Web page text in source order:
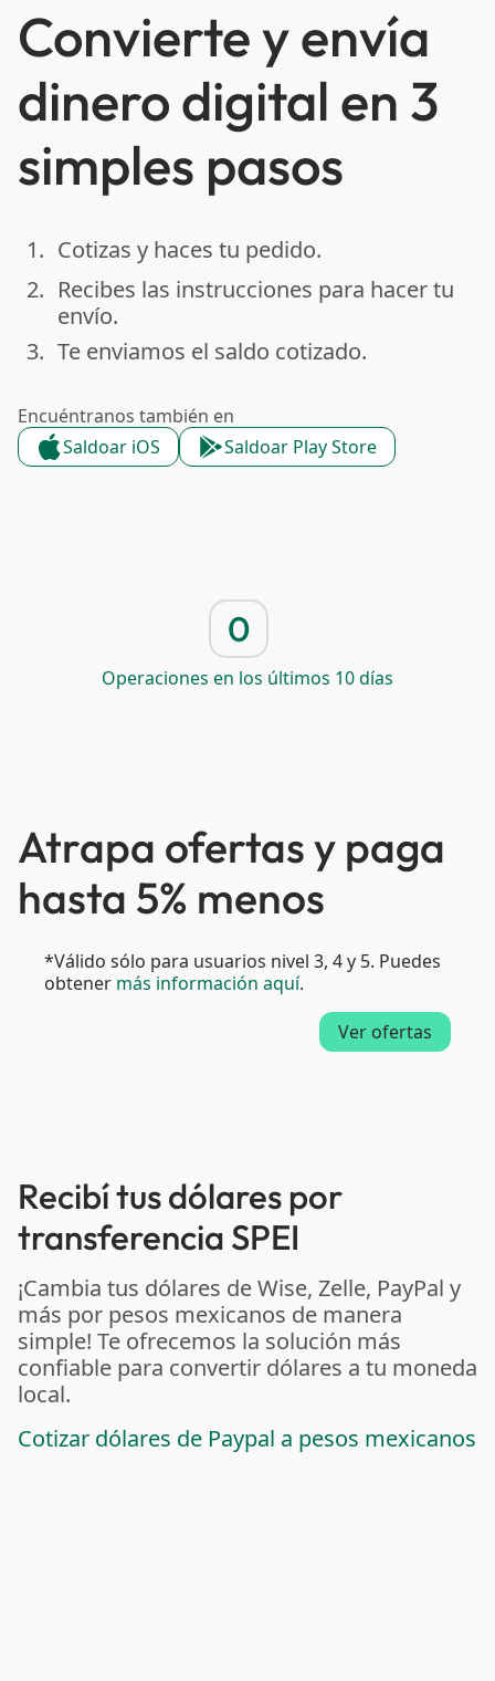
Convierte y envía
dinero digital en 3
simples pasos
done
1. Cotizas y haces tu pedido.
done
2. Recibes las instrucciones para hacer tu
envío.
done
3. Te enviamos el saldo cotizado.
Encuéntranos también en
Saldoar iOS
Saldoar Play Store
0
Operaciones en los últimos 10 días
Atrapa ofertas y paga
hasta 5% menos
*Válido sólo para usuarios nivel 3, 4 y 5. Puedes
obtener más información aquí.
Ver ofertas
Recibí tus dólares por
transferencia SPEI
¡Cambia tus dólares de Wise, Zelle, PayPal y
más por pesos mexicanos de manera
simple! Te ofrecemos la solución más
confiable para convertir dólares a tu moneda
local.
Cotizar dólares de Paypal a pesos mexicanos